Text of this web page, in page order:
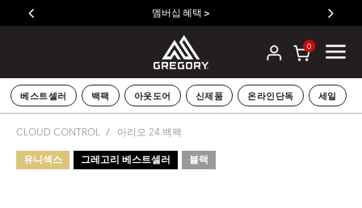
멤버십 혜택 >
0
베스트셀러 백팩 아웃도어 신제품 온라인단독 세일
CLOUD CONTROL 아리오 24 백팩
유니섹스 그레고리 베스트셀러 블랙